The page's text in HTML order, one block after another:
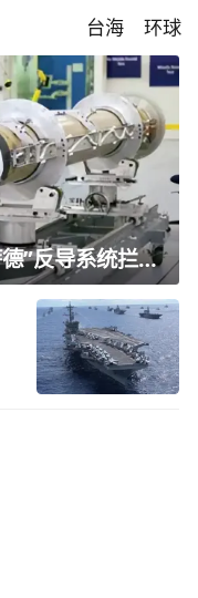
台海 环球
美媒：美军已消耗近80%“萨德”反导系统拦截弹